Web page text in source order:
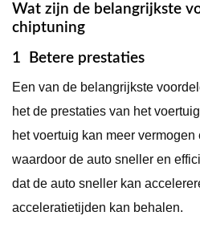
Wat zijn de belangrijkste
chiptuning
1 Betere prestaties
Een van de belangrijkste
het de prestaties van het
het voertuig kan meer
waardoor de auto sneller en
dat de auto sneller kan
acceleratietijden kan behalen.